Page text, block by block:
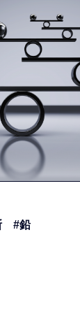
#鉛